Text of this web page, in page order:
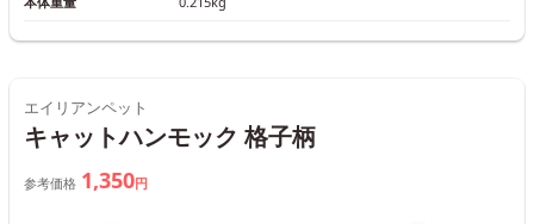
エイリアンペット
キャットハンモック 格子柄
参考価格 1,350円